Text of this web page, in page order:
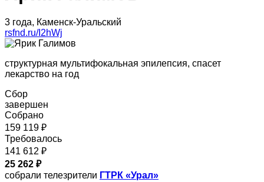
3 года, Каменск-Уральский
rsfnd.ru/I2hWj
структурная мультифокальная эпилепсия, спасет
лекарство на год
Сбор
завершен
Собрано
159 119 ₽
Требовалось
141 612 ₽
25 262 ₽
собрали телезрители ГТРК «Урал»